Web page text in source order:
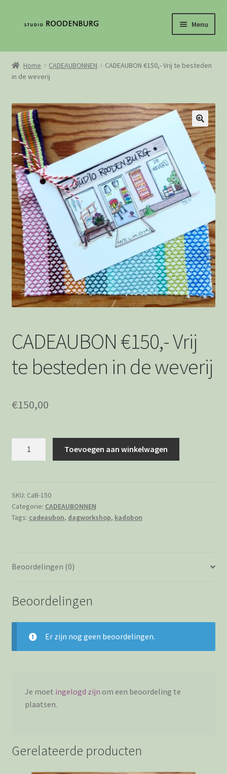
inhoud
Menu
Home
Contact
De geschiedenis van het weven
Mijn Account
Loguit
Webshop
Winkelwagen
Afrekenen
Bedankt
Wie is Jolanda
Home CADEAUBONNEN
CADEAUBON €150,- Vrij te besteden
in de weverij
CADEAUBON €150,- Vrij
te besteden in de weverij
€150,00
besteden
in
de
Toevoegen aan winkelwagen
SKU: CaB-150
Categorie: CADEAUBONNEN
Tags: cadeaubon, dagworkshop, kadobon
Beoordelingen (0)
Beoordelingen
Er zijn nog geen beoordelingen.
Je moet ingelogd zijn om een beoordeling te
plaatsen.
Gerelateerde producten